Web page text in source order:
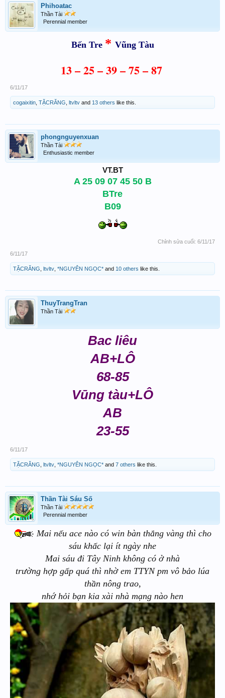
Phihoatac
Thần Tài
Perennial member
Bến Tre * Vũng Tàu
13 – 25 – 39 – 75 – 87
6/11/17
cogaixitin TẶCRĂNG ltvltv and 13 others like this.
phongnguyenxuan
Thần Tài
Enthusiastic member
VT.BT
A 25 09 07 45 50 B
BTre
B09
Chỉnh sửa cuối: 6/11/17
6/11/17
TẶCRĂNG ltvltv *NGUYÊN NGỌC* and 10 others like this.
ThuyTrangTran
Thần Tài
Bac liêu
AB+LÔ
68-85
Vūng tàu+LÔ
AB
23-55
6/11/17
TẶCRĂNG ltvltv *NGUYÊN NGỌC* and 7 others like this.
Thần Tài Sáu Số
Thần Tài
Perennial member
Mai nếu ace nào có win bàn thắng vàng thì cho
sáu khấc lại ít ngày nhe
Mai sáu đi Tây Ninh không có ở nhà
trường hợp gấp quá thì nhờ em TTYN pm vô bảo lúa
thần nông trao,
nhớ hỏi bạn kia xài nhà mạng nào hen